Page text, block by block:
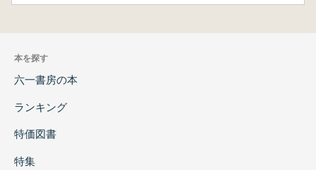
本を探す
六一書房の本
ランキング
特価図書
特集